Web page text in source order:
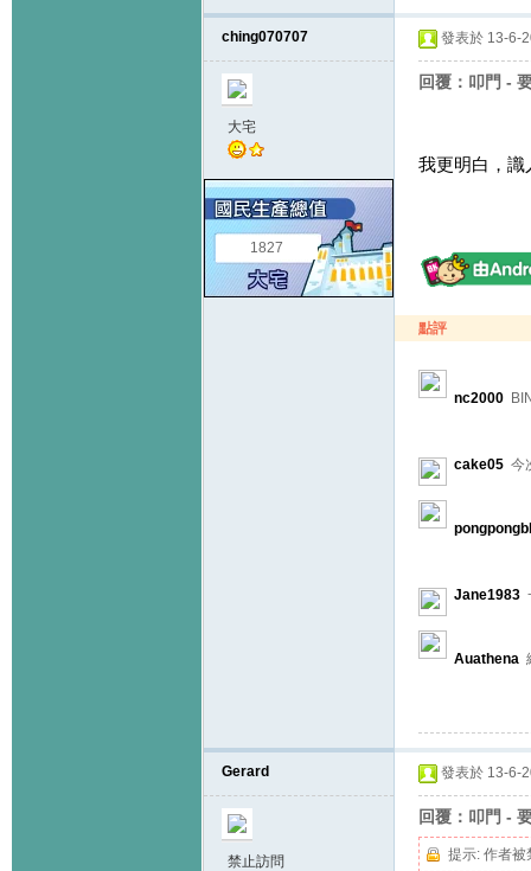
ching070707
大宅
1827
發表於 13-6-
回覆：叩門 -
我更明白，識
點評
nc2000
cake05 今
Jane1983
Auathena
Gerard
禁止訪問
發表於 13-6-
回覆：叩門 -
提示: 作者被